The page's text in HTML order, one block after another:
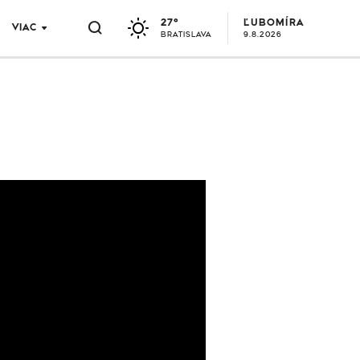
VIAC 27°
BRATISLAVA
ĽUBOMÍRA
9.8.2026